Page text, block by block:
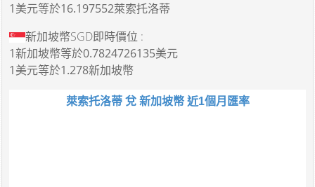
1美元等於16.197552萊索托洛蒂
新加坡幣SGD即時價位 :
1新加坡幣等於0.7824726135美元
1美元等於1.278新加坡幣
萊索托洛蒂 兌 新加坡幣 近1個月匯率